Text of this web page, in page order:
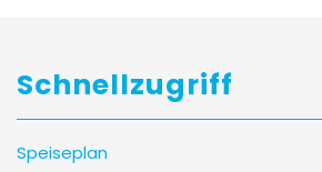
Schnellzugriff
Speiseplan